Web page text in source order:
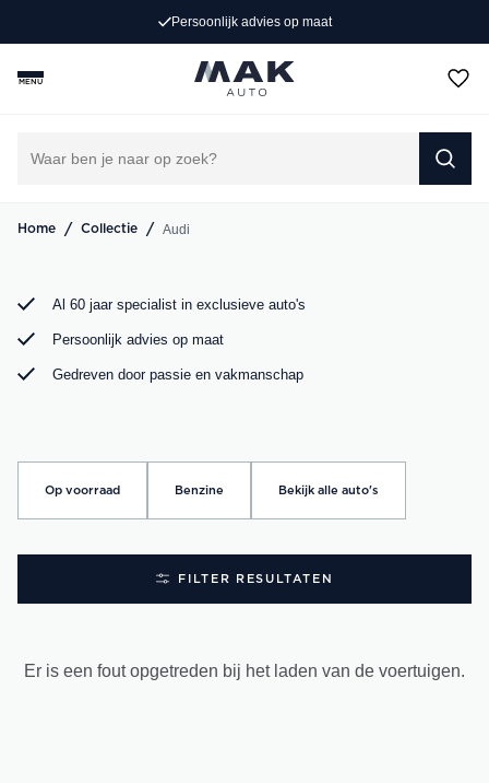
MENU
Home / Collectie / Audi
Op zoek naar een exclusieve Audi occasion? Bij MAK
Auto vind je een zorgvuldig geselecteerd aanbod, van de
sportieve Audi A3 tot de krachtige Audi RS6. Bekijk ons
Al 60 jaar specialist in exclusieve auto's
Persoonlijk advies op maat
Gedreven door passie en vakmanschap
Op voorraad Benzine Bekijk alle auto's
FILTER RESULTATEN
Er is een fout opgetreden bij het laden van de voertuigen.